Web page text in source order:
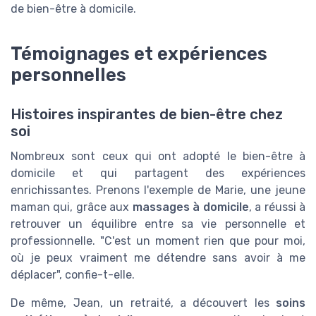
de bien-être à domicile.
Témoignages et expériences
personnelles
Histoires inspirantes de bien-être chez
soi
Nombreux sont ceux qui ont adopté le bien-être à
domicile et qui partagent des expériences
enrichissantes. Prenons l'exemple de Marie, une jeune
maman qui, grâce aux massages à domicile, a réussi à
retrouver un équilibre entre sa vie personnelle et
professionnelle. "C'est un moment rien que pour moi,
où je peux vraiment me détendre sans avoir à me
déplacer", confie-t-elle.
De même, Jean, un retraité, a découvert les soins